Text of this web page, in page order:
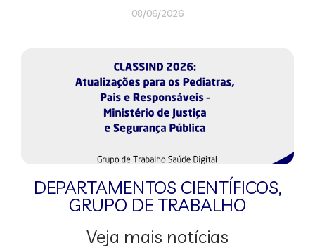
08/06/2026
DEPARTAMENTOS CIENTÍFICOS,
GRUPO DE TRABALHO
Veja mais notícias